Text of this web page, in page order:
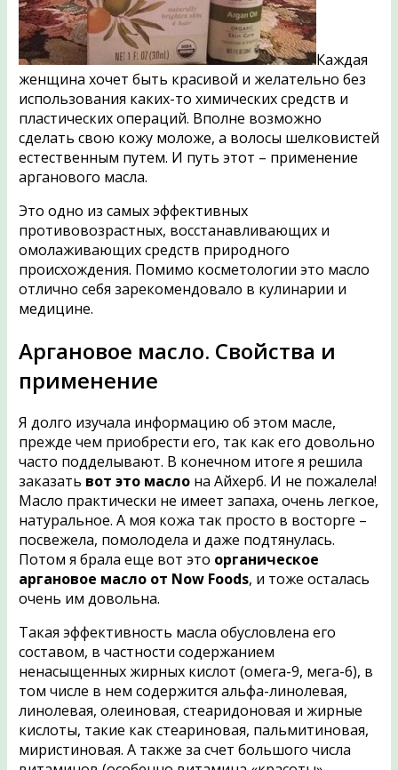
Каждая
женщина хочет быть красивой и желательно без
использования каких-то химических средств и
пластических операций. Вполне возможно
сделать свою кожу моложе, а волосы шелковистей
естественным путем. И путь этот – применение
арганового масла.
Это одно из самых эффективных
противовозрастных, восстанавливающих и
омолаживающих средств природного
происхождения. Помимо косметологии это масло
отлично себя зарекомендовало в кулинарии и
медицине.
Аргановое масло. Свойства и
применение
Я долго изучала информацию об этом масле,
прежде чем приобрести его, так как его довольно
часто подделывают. В конечном итоге я решила
заказать вот это масло на Айхерб. И не пожалела!
Масло практически не имеет запаха, очень легкое,
натуральное. А моя кожа так просто в восторге –
посвежела, помолодела и даже подтянулась.
Потом я брала еще вот это органическое
аргановое масло от Now Foods, и тоже осталась
очень им довольна.
Такая эффективность масла обусловлена его
составом, в частности содержанием
ненасыщенных жирных кислот (омега-9, мега-6), в
том числе в нем содержится альфа-линолевая,
линолевая, олеиновая, стеаридоновая и жирные
кислоты, такие как стеариновая, пальмитиновая,
миристиновая. А также за счет большого числа